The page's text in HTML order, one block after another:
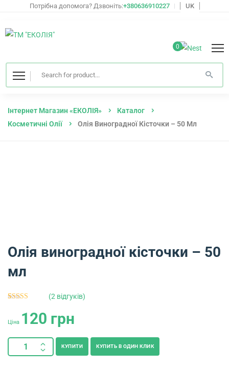
Потрібна допомога? Дзвоніть:+380636910227 UK
0
Інтернет Магазин «ЕКОЛІЯ»
Каталог
Косметичні Олії
Олія Виноградної Кісточки – 50 Мл
Олія виноградної кісточки – 50
мл
з 5 на
основі
покупців
(2 відгуків)
Ціна 120 грн
КУПИТИ КУПИТЬ В ОДИН КЛИК